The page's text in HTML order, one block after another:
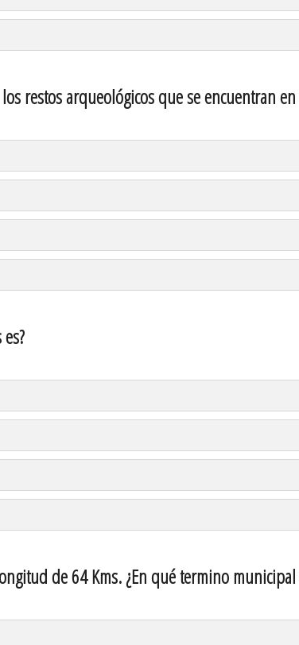
restos arqueológicos que se encuentran
de 64 Kms. ¿En qué termino municipal